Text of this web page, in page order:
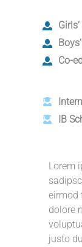
Co-
IB
Lorem
eirmod
dolore
justo